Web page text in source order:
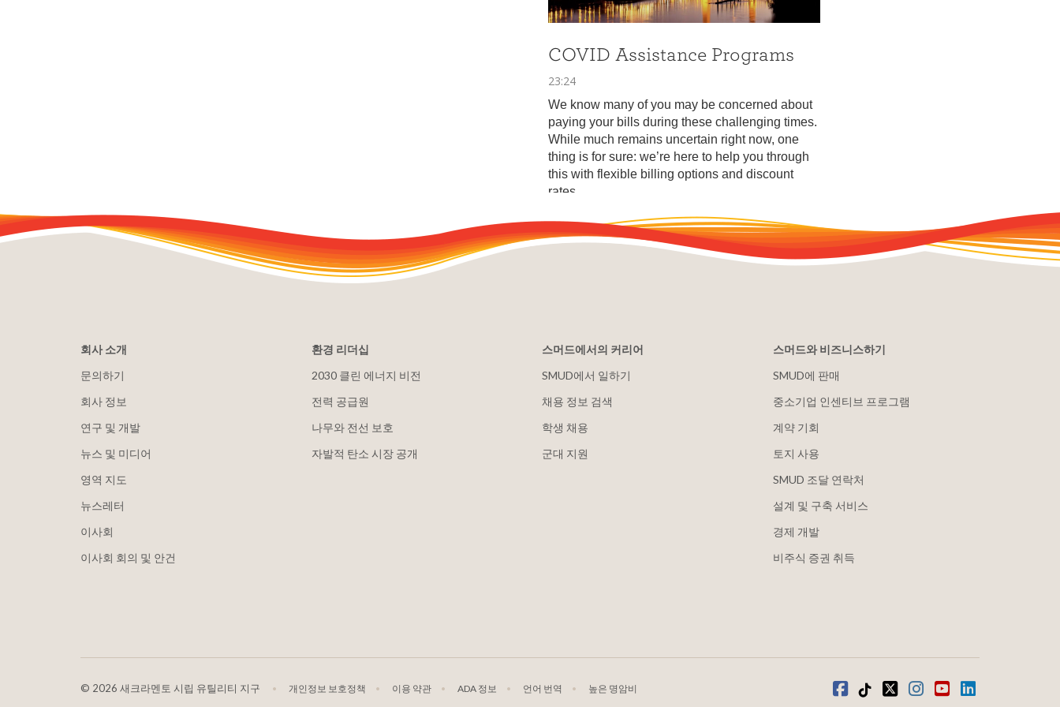
회사 소개
문의하기
회사 정보
연구 및 개발
뉴스 및 미디어
영역 지도
뉴스레터
이사회
이사회 회의 및 안건
환경 리더십
2030 클린 에너지 비전
전력 공급원
나무와 전선 보호
자발적 탄소 시장 공개
스머드에서의 커리어
SMUD에서 일하기
채용 정보 검색
학생 채용
군대 지원
스머드와 비즈니스하기
SMUD에 판매
중소기업 인센티브 프로그램
계약 기회
토지 사용
SMUD 조달 연락처
설계 및 구축 서비스
경제 개발
비주식 증권 취득
© 2026 새크라멘토 시립 유틸리티 지구 개인정보 보호정책 이용 약관 ADA 정보 언어 번역 높은 명암비 Facebook
틱톡트위터인스타그램
유튜브LinkedIn